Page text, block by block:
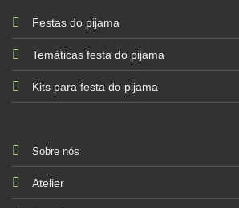
Festas do pijama
Temáticas festa do pijama
Kits para festa do pijama
Sobre nós
Atelier